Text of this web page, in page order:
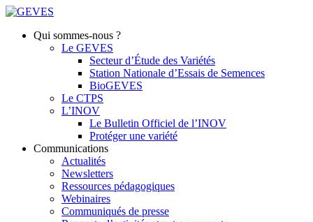
Qui sommes-nous ?
Le GEVES
Secteur d’Étude des Variétés
Station Nationale d’Essais de Semences
BioGEVES
Le CTPS
L’INOV
Le Bulletin Officiel de l’INOV
Protéger une variété
Communications
Actualités
Newsletters
Ressources pédagogiques
Webinaires
Communiqués de presse